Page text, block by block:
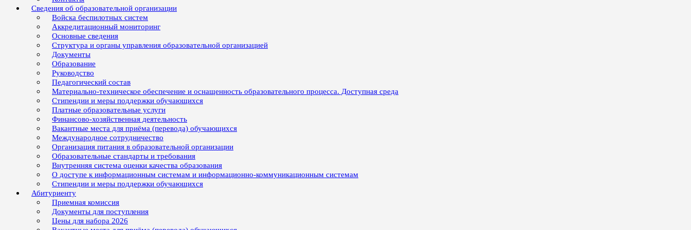
Сведения об образовательной организации
Войска беспилотных систем
Аккредитационный мониторинг
Основные сведения
Структура и органы управления образовательной организацией
Документы
Образование
Руководство
Педагогический состав
Материально-техническое обеспечение и оснащенность образовательного процесса. Доступная среда
Стипендии и меры поддержки обучающихся
Платные образовательные услуги
Финансово-хозяйственная деятельность
Вакантные места для приёма (перевода) обучающихся
Международное сотрудничество
Организация питания в образовательной организации
Образовательные стандарты и требования
Внутренняя система оценки качества образования
О доступе к информационным системам и информационно-коммуникационным системам
Стипендии и меры поддержки обучающихся
Абитуриенту
Приемная комиссия
Документы для поступления
Цены для набора 2026